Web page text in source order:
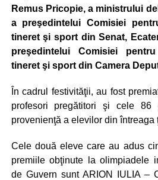
Remus Pricopie, a ministrului
a preşedintelui Comisiei
tineret şi sport din Senat,
preşedintelui Comisiei
tineret şi sport din Camera
În cadrul festivităţii, au fost
profesori pregătitori şi cele
provenienţă a elevilor din întreaga
Cele două eleve care au adus
premiile obţinute la olimpiadele
de Guvern sunt ARION IULIA –